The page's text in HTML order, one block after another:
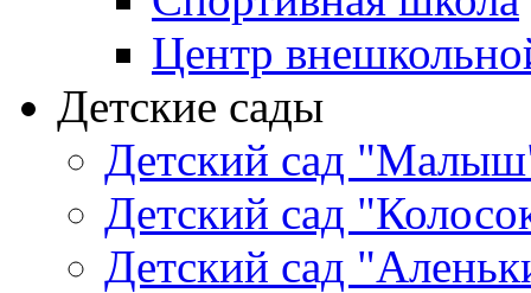
Центр
Детские сады
Детский сад
Детский сад
Детский сад